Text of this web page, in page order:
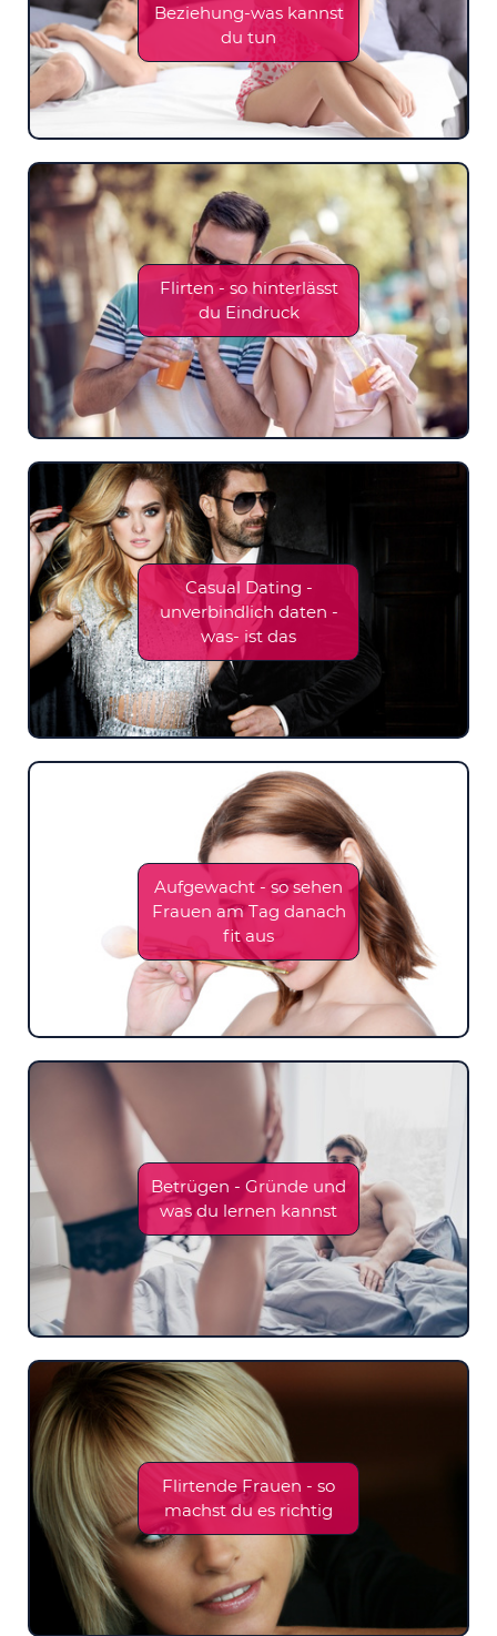
Beziehung-was kannst
du tun
Flirten - so hinterlässt
du Eindruck
Casual Dating -
unverbindlich daten -
was- ist das
Aufgewacht - so sehen
Frauen am Tag danach
fit aus
Betrügen - Gründe und
was du lernen kannst
Flirtende Frauen - so
machst du es richtig